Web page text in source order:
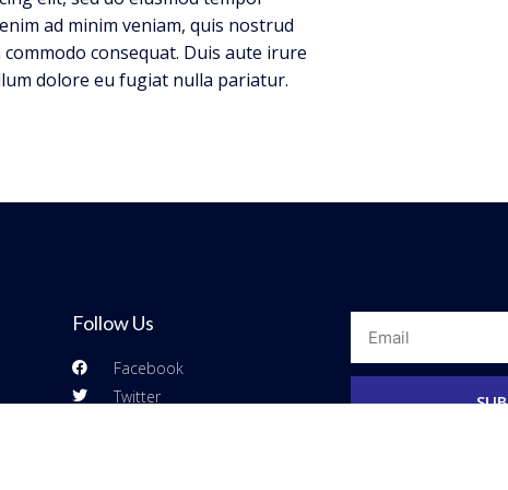
ad minim veniam, quis nostrud
consequat. Duis aute irure
dolore eu fugiat nulla pariatur.
Follow Us
Facebook
Twitter